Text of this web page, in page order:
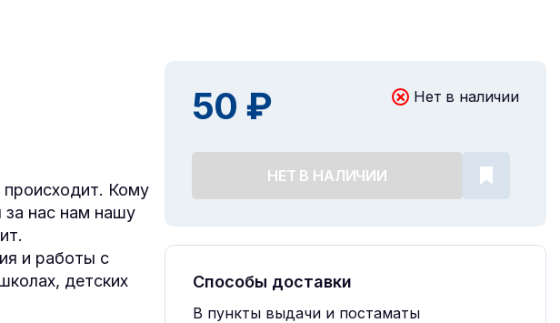
происходит. Кому
за нас нам нашу
и работы с
детских
50 ₽ Нет в наличии
НЕТ В НАЛИЧИИ
Способы доставки
В пункты выдачи и постаматы